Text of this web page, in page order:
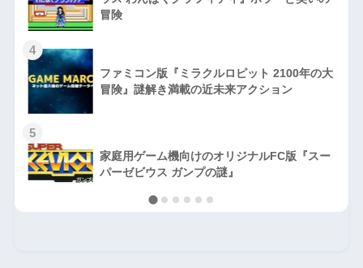
冒険
4
ファミコン版『ミラクルロピット 2100年の大
冒険』謎解き満載の近未来アクション
5
家庭用ゲーム機向けのオリジナルFC版『スー
パーゼビウス ガンプの謎』